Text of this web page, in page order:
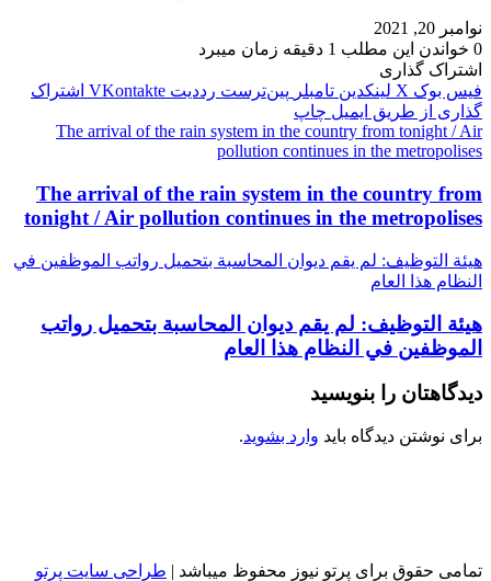
نوامبر 20, 2021
0 خواندن این مطلب 1 دقیقه زمان میبرد
اشتراک گذاری
فیس بوک X لینکدین ‫تامبلر ‫پین‌ترست ‫رددیت ‫VKontakte اشتراک
گذاری از طریق ایمیل چاپ
The arrival of the rain system in the country from tonight / Air
pollution continues in the metropolises
The arrival of the rain system in the country from
tonight / Air pollution continues in the metropolises
هيئة التوظيف: لم يقم ديوان المحاسبة بتحميل رواتب الموظفين في
النظام هذا العام
هيئة التوظيف: لم يقم ديوان المحاسبة بتحميل رواتب
الموظفين في النظام هذا العام
دیدگاهتان را بنویسید
برای نوشتن دیدگاه باید وارد بشوید.
تمامی حقوق برای پرتو نیوز محفوظ میباشد | طراحی سایت پرتو